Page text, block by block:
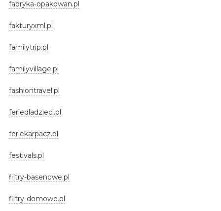
fabryka-opakowan.pl
fakturyxml.pl
familytrip.pl
familyvillage.pl
fashiontravel.pl
feriedladzieci.pl
feriekarpacz.pl
festivals.pl
filtry-basenowe.pl
filtry-domowe.pl